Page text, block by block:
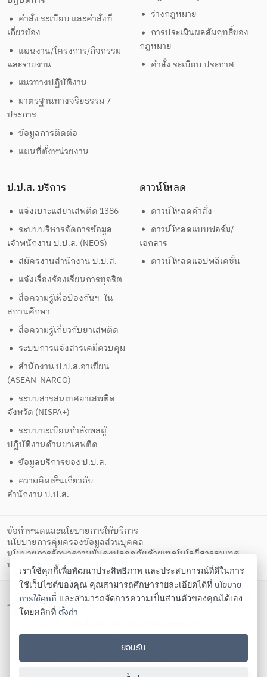
คำสั่ง ระเบียบ และคำสั่งที่
เกี่ยวข้อง
แผนงาน/โครงการ/กิจกรรม
และรายงาน
แนวทางปฏิบัติงาน
มาตรฐานทางจริยธรรม 7
ประการ
ข้อมูลการติดต่อ
แผนที่ตั้งหน่วยงาน
ร่างกฎหมาย
การประเมินผลสัมฤทธิ์ของ
กฎหมาย
คำสั่ง ระเบียบ ประกาศ
ป.ป.ส. บริการ
แจ้งเบาะแสยาเสพติด 1386
ระบบบริหารจัดการข้อมูล
เจ้าพนักงาน ป.ป.ส. (NEOS)
สมัครงานสำนักงาน ป.ป.ส.
แจ้งเรื่องร้องเรียนการทุจริต
สื่อความรู้เพื่อป้องกันฯ ใน
สถานศึกษา
สื่อความรู้เกี่ยวกับยาเสพติด
ระบบการแจ้งสารเคมีควบคุม
สำนักงาน ป.ป.ส.อาเซียน
(ASEAN-NARCO)
ระบบสารสนเทศยาเสพติด
จังหวัด (NISPA+)
ระบบทะเบียนกำลังพลผู้
ปฏิบัติงานด้านยาเสพติด
ข้อมูลบริการของ ป.ป.ส.
ความคิดเห็นเกี่ยวกับ
สำนักงาน ป.ป.ส.
ดาวน์โหลด
ดาวน์โหลดคำสั่ง
ดาวน์โหลดแบบฟอร์ม/
เอกสาร
ดาวน์โหลดแอปพลิเคชั่น
ข้อกำหนดและนโยบายการให้บริการ
นโยบายการคุ้มครองข้อมูลส่วนบุคคล
นโยบายการรักษาความมั่นคงปลอดภัยด้วยเทคโนโลยีสารสนเทศ
นโยบายคุกกี้
ตั้งค่าคุกกี้
สำนักงานคณะกรรมการป้องกันและปราบปรามยา
เสพติด
กรุงเทพมหานคร 10400
โทรศัพท์ 02-247-0901-19 โทรสาร 02-245-9350 Contact
us:saraban@oncb.go.th,webmaster@oncb.go.th
เราใช้คุกกี้เพื่อพัฒนาประสิทธิภาพ และประสบการณ์ที่ดีในการ
ใช้เว็บไซต์ของคุณ คุณสามารถศึกษารายละเอียดได้ที่ นโยบาย
การใช้คุกกี้และสามารถจัดการความเป็นส่วนตัวของคุณได้เอง
โดยคลิกที่ ตั้งค่า
ยอมรับ